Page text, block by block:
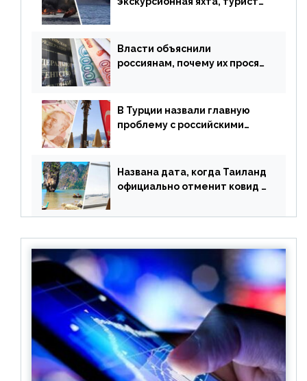
Власти объяснили
россиянам, почему их просят
В Турции назвали главную
проблему с российскими
Названа дата, когда Таиланд
официально отменит ковид и